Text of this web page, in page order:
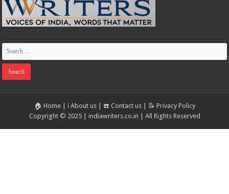
🏠 Home| ℹ️ About us| ☎️ Contact us|
📝 Privacy Policy
Copyright © 2025 | indiawriters.co.in | All Rights Reserved